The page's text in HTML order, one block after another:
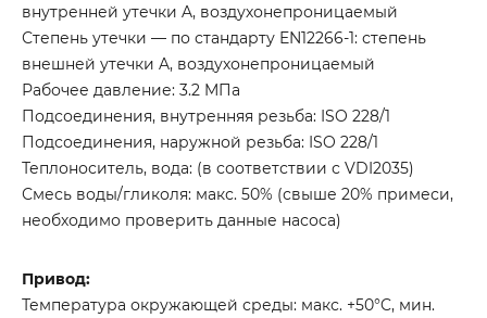
внутренней утечки A, воздухонепроницаемый
Степень утечки — по стандарту EN12266-1: степень
внешней утечки A, воздухонепроницаемый
Рабочее давление: 3.2 MПa
Подсоединения, внутренняя резьба: ISO 228/1
Подсоединения, наружной резьба: ISO 228/1
Теплоноситель, вода: (в соответствии с VDI2035)
Смесь воды/гликоля: макс. 50% (свыше 20% примеси,
необходимо проверить данные насоса)
Привод:
Температура окружающей среды: макс. +50°C, мин.